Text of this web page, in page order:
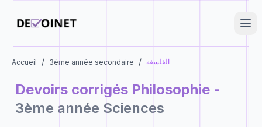
Accueil / 3ème année secondaire / الفلسفة
Devoirs corrigésPhilosophie-
3ème année Sciences